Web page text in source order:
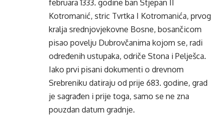
februara 1333. godine ban Stjepan II
Kotromanić, stric Tvrtka I Kotromanića, prvog
kralja srednjovjekovne Bosne, bosančicom
pisao povelju Dubrovčanima kojom se, radi
određenih ustupaka, odriče Stona i Pelješca.
Iako prvi pisani dokumenti o drevnom
Srebreniku datiraju od prije 683. godine, grad
je sagrađen i prije toga, samo se ne zna
pouzdan datum gradnje.